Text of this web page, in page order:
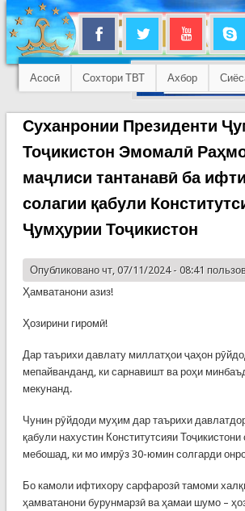
Асосӣ Сохтори ТВТ Ахбор
Суханронии Президенти
Тоҷикистон Эмомалӣ
маҷлиси тантанавӣ ба
солагии қабули
Ҷумҳурии Тоҷикистон
Опубликовано чт, 07/11/2024 - 08:41
Ҳамватанони азиз!
Ҳозирини гиромӣ!
Дар таърихи давлату миллатҳои ҷаҳон
мепайванданд, ки сарнавишт ва роҳи
мекунанд.
Чунин рӯйдоди муҳим дар таърихи
қабули нахустин Конститутсияи Тоҷикистони
мебошад, ки мо имрӯз 30-юмин солгарди
Бо камоли ифтихору сарфарозӣ тамоми
ҳамватанони бурунмарзӣ ва ҳамаи шумо –